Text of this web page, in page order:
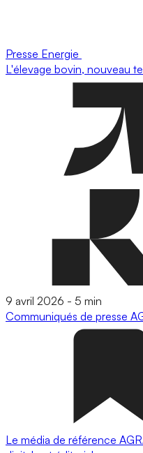
Presse Energie
L'élevage bovin, nouveau
9 avril 2026 - 5 min
Communiqués de presse
Le média de référence